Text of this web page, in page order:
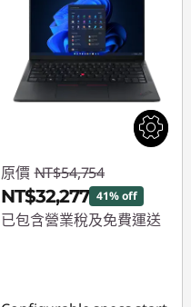
原價 NT$54,754
NT$32,277 41% off
已包含營業稅及免費運送